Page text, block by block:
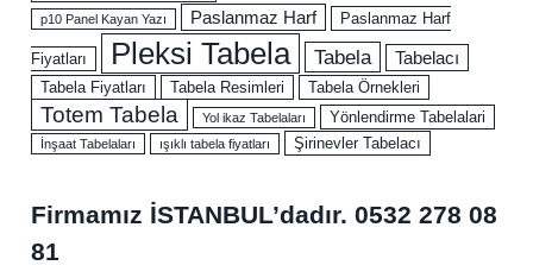
p10 Panel Kayan Yazı Paslanmaz Harf Paslanmaz Harf
Fiyatları Pleksi Tabela Tabela Tabelacı
Tabela Fiyatları Tabela Resimleri Tabela Örnekleri
Totem Tabela Yol ikaz Tabelaları Yönlendirme Tabelalari
İnşaat Tabelaları ışıklı tabela fiyatları Şirinevler Tabelacı
Firmamız İSTANBUL’dadır. 0532 278 08
81